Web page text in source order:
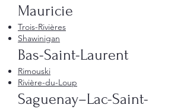
Mauricie
Trois-Rivières
Shawinigan
Bas-Saint-Laurent
Rimouski
Rivière-du-Loup
Saguenay–Lac-Saint-